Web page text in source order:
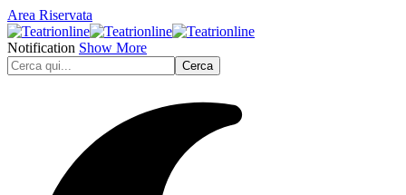
Area Riservata
Notification Show More